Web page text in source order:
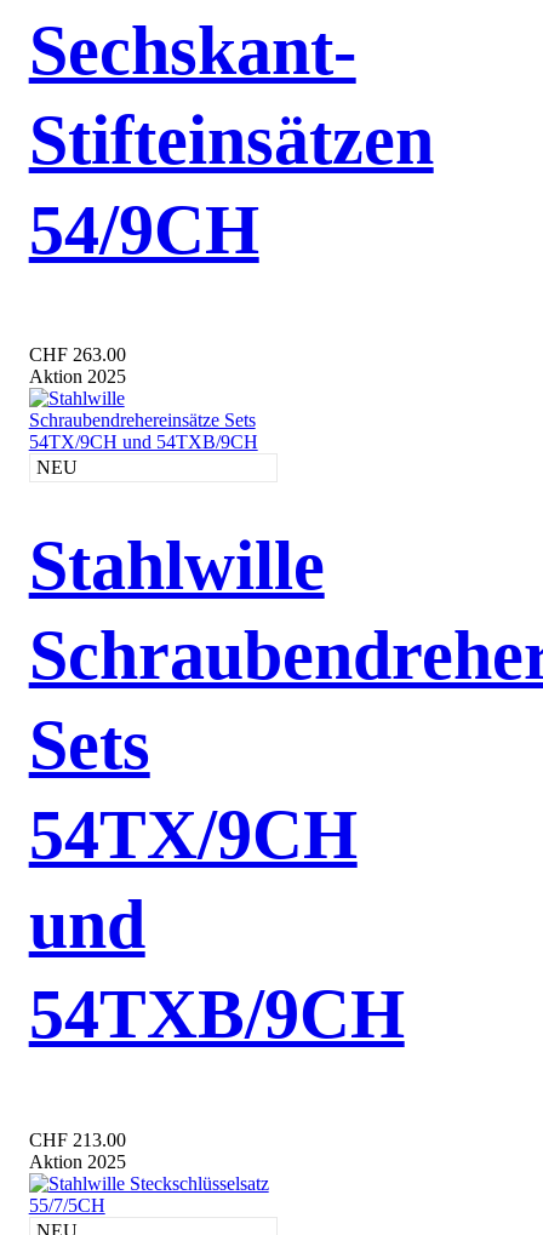
Sechskant-
Stifteinsätzen
54/9CH
CHF 263.00
Aktion 2025
NEU
Stahlwille
Sets
54TX/9CH
und
54TXB/9CH
CHF 213.00
Aktion 2025
NEU